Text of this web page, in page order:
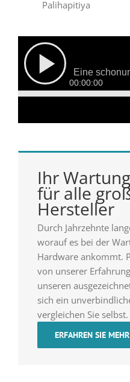
Palihapitiya
Ihr
für alle
Hersteller
Durch Jahrzehnte
worauf es bei der
Hardware ankommt.
von unserer
unseren
sich ein
vergleichen Sie selbst.
ERFAHREN SIE MEHR